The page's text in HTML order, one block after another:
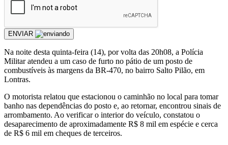
ENVIAR
Na noite desta quinta-feira (14), por volta das 20h08, a Polícia
Militar atendeu a um caso de furto no pátio de um posto de
combustíveis às margens da BR-470, no bairro Salto Pilão, em
Lontras.
O motorista relatou que estacionou o caminhão no local para tomar
banho nas dependências do posto e, ao retornar, encontrou sinais de
arrombamento. Ao verificar o interior do veículo, constatou o
desaparecimento de aproximadamente R$ 8 mil em espécie e cerca
de R$ 6 mil em cheques de terceiros.